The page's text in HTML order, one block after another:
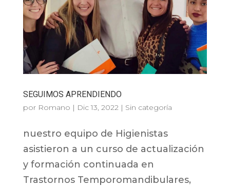
SEGUIMOS APRENDIENDO
por Romano | Dic 13, 2022| Sin categoría
nuestro equipo de Higienistas
asistieron a un curso de actualización
y formación continuada en
Trastornos Temporomandibulares,